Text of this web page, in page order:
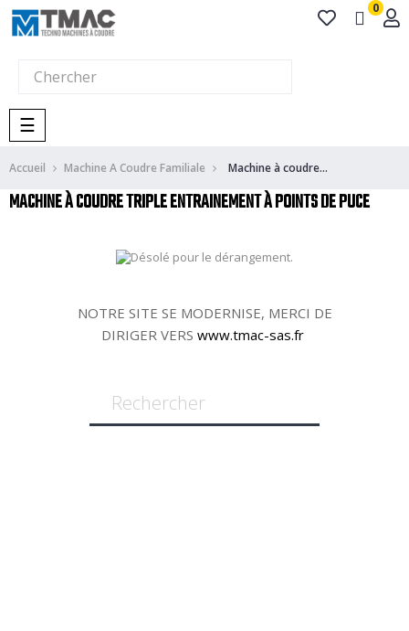
0
Basculer
la
navigation
☰
Accueil Machine A Coudre Familiale Machine à coudre triple entrainement à points de puce
MACHINE À COUDRE TRIPLE ENTRAINEMENT À POINTS DE PUCE
NOTRE SITE SE MODERNISE, MERCI DE
DIRIGER VERS www.tmac-sas.fr